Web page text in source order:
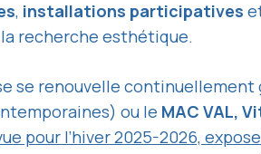
, installations participatives
recherche esthétique.
se renouvelle continuellement
ou le MAC VAL,
pour l’hiver 2025-2026,